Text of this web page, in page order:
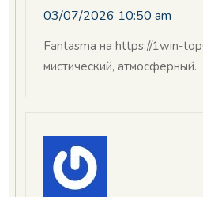
03/07/2026 10:50 am
Fantasma на https://1win-
мистический, атмосферный.